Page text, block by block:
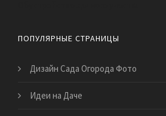
ПОПУЛЯРНЫЕ СТРАНИЦЫ
Дизайн Сада Огорода Фото
Идеи на Даче